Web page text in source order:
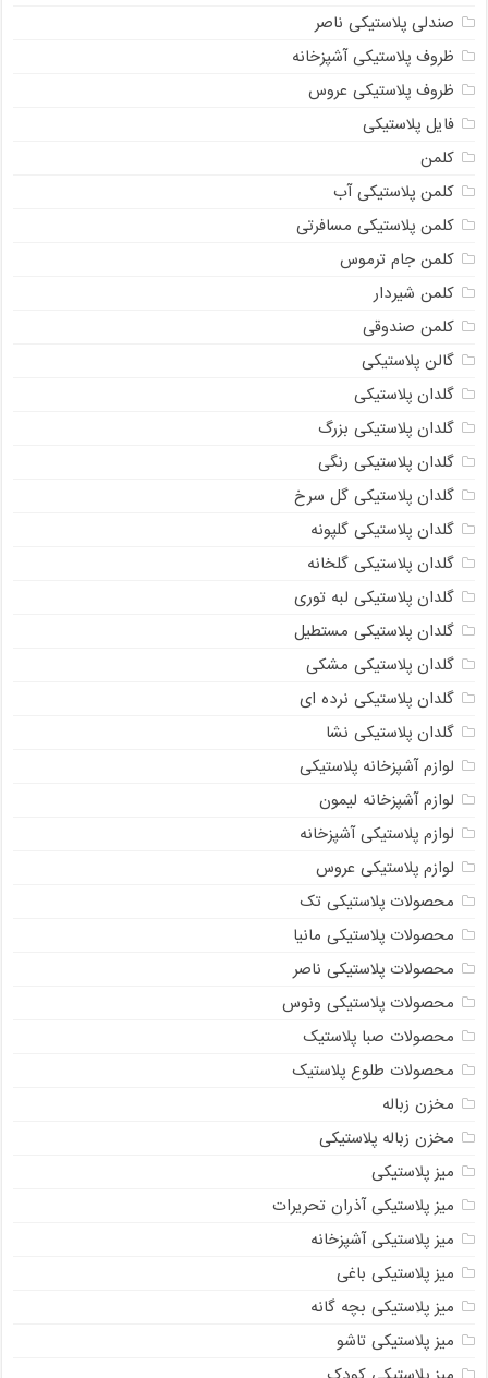
صندلی پلاستیکی ناصر
ظروف پلاستیکی آشپزخانه
ظروف پلاستیکی عروس
فایل پلاستیکی
کلمن
کلمن پلاستیکی آب
کلمن پلاستیکی مسافرتی
کلمن جام ترموس
کلمن شیردار
کلمن صندوقی
گالن پلاستیکی
گلدان پلاستیکی
گلدان پلاستیکی بزرگ
گلدان پلاستیکی رنگی
گلدان پلاستیکی گل سرخ
گلدان پلاستیکی گلپونه
گلدان پلاستیکی گلخانه
گلدان پلاستیکی لبه توری
گلدان پلاستیکی مستطیل
گلدان پلاستیکی مشکی
گلدان پلاستیکی نرده ای
گلدان پلاستیکی نشا
لوازم آشپزخانه پلاستیکی
لوازم آشپزخانه لیمون
لوازم پلاستیکی آشپزخانه
لوازم پلاستیکی عروس
محصولات پلاستیکی تک
محصولات پلاستیکی مانیا
محصولات پلاستیکی ناصر
محصولات پلاستیکی ونوس
محصولات صبا پلاستیک
محصولات طلوع پلاستیک
مخزن زباله
مخزن زباله پلاستیکی
میز پلاستیکی
میز پلاستیکی آذران تحریرات
میز پلاستیکی آشپزخانه
میز پلاستیکی باغی
میز پلاستیکی بچه گانه
میز پلاستیکی تاشو